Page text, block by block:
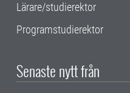
Lärare/studierektor
Programstudierektor
Senaste nytt från